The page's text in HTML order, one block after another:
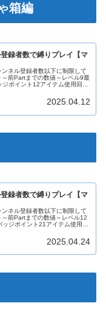
箱編
録者数で縛りプレイ【マ
ネル登録者数以下に制限して
前Partまでの数値～レベル9最
ポイント12アイテム使用回数
2025.04.12
録者数で縛りプレイ【マ
ネル登録者数以下に制限して
前Partまでの数値～レベル12
ジポイント21アイテム使用回
2025.04.24